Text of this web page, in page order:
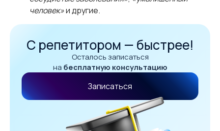
человек»и другие.
С репетитором — быстрее!
Осталось записаться
на бесплатную консультацию
Записаться